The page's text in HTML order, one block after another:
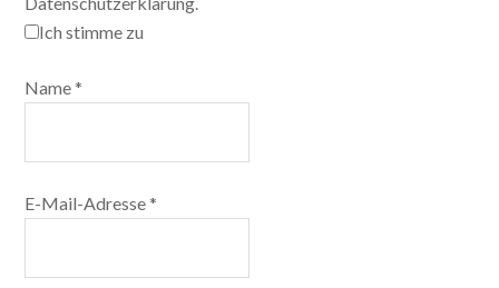
Ich stimme zu
Name*
E-Mail-Adresse*